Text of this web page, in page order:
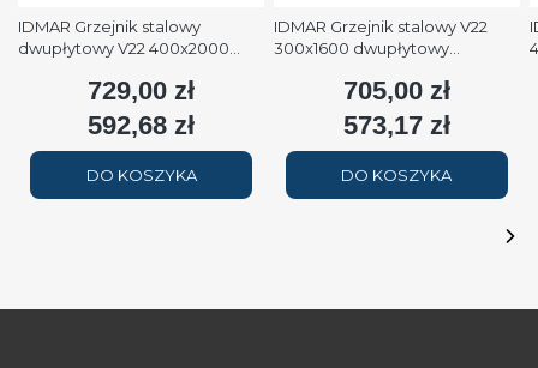
IDMAR Grzejnik stalowy
dwupłytowy V22 400x2000
2508W (90/70/20°C) biały
Cena
729,00 zł
Cena
592,68 zł
DO KOSZYKA
IDMAR Grzejnik stalowy V22
300x1600 dwupłytowy
(90/70/20°C) biały RAL9016
Cena
705,00 zł
Cena
573,17 zł
DO KOSZYKA